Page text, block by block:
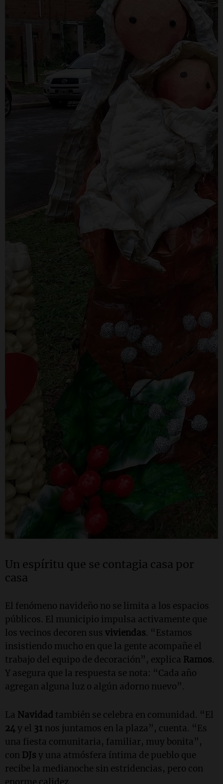
Un espíritu que se contagia casa por
casa
El fenómeno navideño no se limita a los espacios
públicos. El municipio impulsa activamente que
los vecinos decoren sus viviendas. “Estamos
insistiendo mucho en que la gente acompañe el
trabajo del equipo de decoración”, explica Ramos.
Y asegura que la respuesta se nota: “Cada año
agregan alguna luz o algún adorno nuevo”.
La Navidad también se celebra en comunidad. “El
24y el 31 nos juntamos en la plaza”, cuenta. “Es
una fiesta comunitaria, familiar, muy bonita”,
con DJs y una atmósfera íntima de pueblo que
recibe la medianoche sin estridencias, pero con